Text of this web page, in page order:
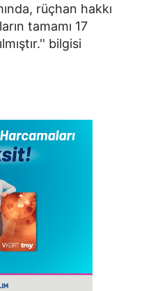
rüçhan hakkı
tamamı 17
bilgisi